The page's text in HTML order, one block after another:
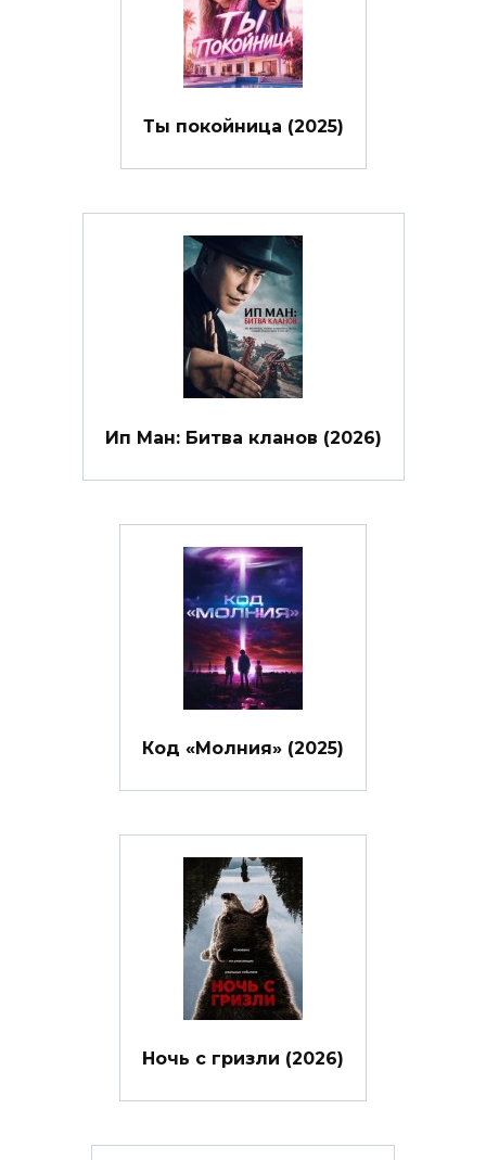
Ты покойница (2025)
Ип Ман: Битва кланов (2026)
Код «Молния» (2025)
Ночь с гризли (2026)